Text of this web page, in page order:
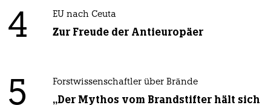
4 EU nach Ceuta
Zur Freude der Antieuropäer
5 Forstwissenschaftler über Brände
„Der Mythos vom Brandstifter hält sich